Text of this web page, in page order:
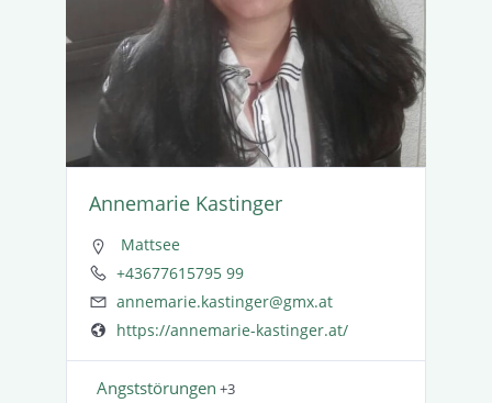
Annemarie Kastinger
Mattsee
+43677615795 99
annemarie.kastinger@gmx.at
https://annemarie-kastinger.at/
Angst­stö­rungen +3